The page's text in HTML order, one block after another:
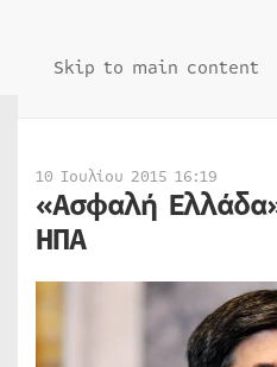
Skip to main content
10 Ιουλίου 2015 16:19
«Ασφαλή
ΗΠΑ